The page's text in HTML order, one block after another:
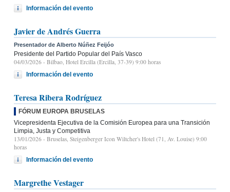
Información del evento
Javier de Andrés Guerra
Presentador de Alberto Núñez Feijóo
Presidente del Partido Popular del País Vasco
04/03/2026 - Bilbao, Hotel Ercilla (Ercilla, 37-39) 9:00 horas
Información del evento
Teresa Ribera Rodríguez
FÓRUM EUROPA BRUSELAS
Vicepresidenta Ejecutiva de la Comisión Europea para una Transición
Limpia, Justa y Competitiva
13/01/2026 - Bruselas, Steigenberger Icon Wiltcher's Hotel (71, Av. Louise) 9:00
horas
Información del evento
Margrethe Vestager